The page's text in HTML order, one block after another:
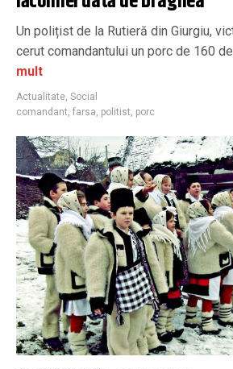
Un polițist de la Rutieră din Giurgiu,
cerut comandantului un porc de 160
mult
Actualitate, Social
comandant, farsa, politist, porc